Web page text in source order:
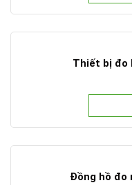
Thiết bị đo
Đồng hồ đo